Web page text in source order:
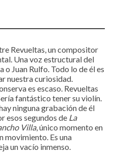
Revueltas, un compositor
Una voz estructural del
o Juan Rulfo. Todo lo de él es
nuestra curiosidad.
es escaso. Revueltas
fantástico tener su violín.
ninguna grabación de él
esos segundos de La
Villa, único momento en
movimiento. Es una
un vacío inmenso.